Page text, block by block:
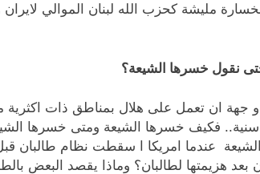
بخسارة مليشة كحزب الله لبنان الموالي
نقول خسرها الشيعة؟
ان تعمل على هلال بمناطق ذات اكثرية
سنية.. فكيف خسرها الشيعة ومتى خسرها
عندما امريكا ا سقطت نظام طالبان
بعد هزيمتها لطالبان؟ وماذا يقصد البعض